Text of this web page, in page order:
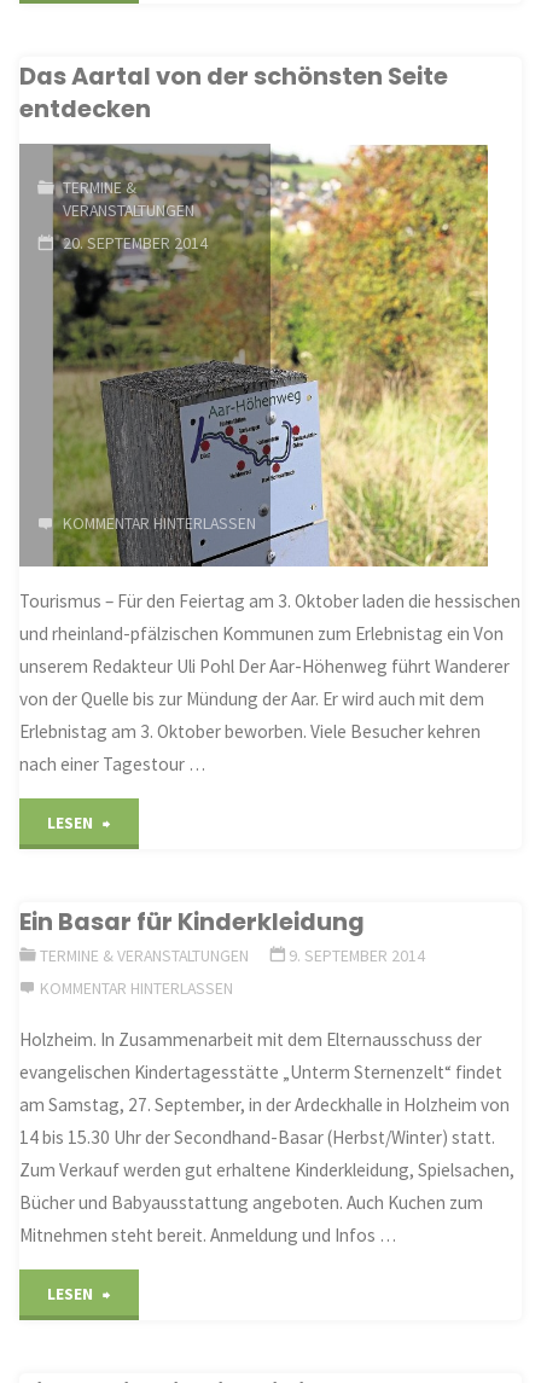
an
Das Aartal von der schönsten Seite
entdecken
TERMINE &
VERANSTALTUNGEN
20. SEPTEMBER 2014
KOMMENTAR HINTERLASSEN
Tourismus – Für den Feiertag am 3. Oktober laden die hessischen
und rheinland-pfälzischen Kommunen zum Erlebnistag ein Von
unserem Redakteur Uli Pohl Der Aar-Höhenweg führt Wanderer
von der Quelle bis zur Mündung der Aar. Er wird auch mit dem
Erlebnistag am 3. Oktober beworben. Viele Besucher kehren
nach einer Tagestour …
LESEN
von
Seite
entdecken"
Ein Basar für Kinderkleidung
TERMINE & VERANSTALTUNGEN
9. SEPTEMBER 2014
KOMMENTAR HINTERLASSEN
Holzheim. In Zusammenarbeit mit dem Elternausschuss der
evangelischen Kindertagesstätte „Unterm Sternenzelt“ findet
am Samstag, 27. September, in der Ardeckhalle in Holzheim von
14 bis 15.30 Uhr der Secondhand-Basar (Herbst/Winter) statt.
Zum Verkauf werden gut erhaltene Kinderkleidung, Spielsachen,
Bücher und Babyausstattung angeboten. Auch Kuchen zum
Mitnehmen steht bereit. Anmeldung und Infos …
LESEN